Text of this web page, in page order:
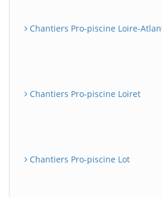
Chantiers Pro-piscine Loire-
Chantiers Pro-piscine Loiret
Chantiers Pro-piscine Lot